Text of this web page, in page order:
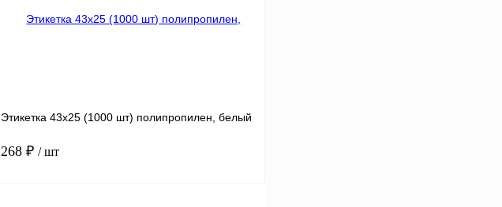
Этикетка 43х25 (1000 шт) полипропилен, белый
268 ₽ / шт